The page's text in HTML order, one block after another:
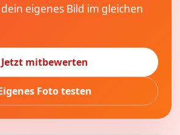
eigenes Bild im gleichen
Jetzt mitbewerten
Foto testen